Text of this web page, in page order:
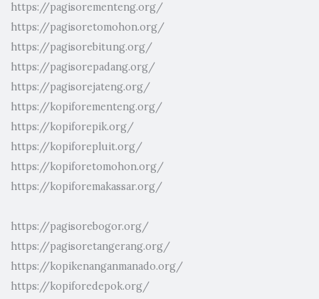
https://pagisorementeng.org/
https://pagisoretomohon.org/
https://pagisorebitung.org/
https://pagisorepadang.org/
https://pagisorejateng.org/
https://kopiforementeng.org/
https://kopiforepik.org/
https://kopiforepluit.org/
https://kopiforetomohon.org/
https://kopiforemakassar.org/
https://pagisorebogor.org/
https://pagisoretangerang.org/
https://kopikenanganmanado.org/
https://kopiforedepok.org/